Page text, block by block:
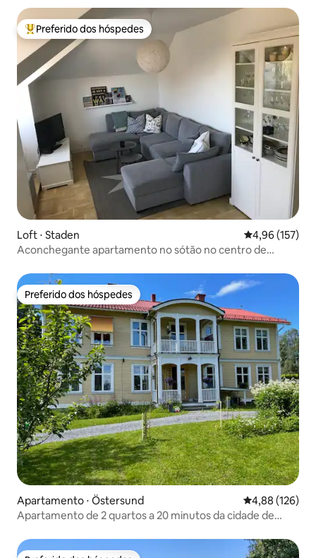
Entre os melhores preferidos dos hóspedes
Preferido dos hóspedes
Loft ⋅ Staden 4,96 de uma
4,96 (157)
Aconchegante apartamento no sótão no centro de
Preferido dos hóspedes
Preferido dos hóspedes
Apartamento ⋅ Östersund 4,88 de uma
4,88 (126)
Apartamento de 2 quartos a 20 minutos da cidade de